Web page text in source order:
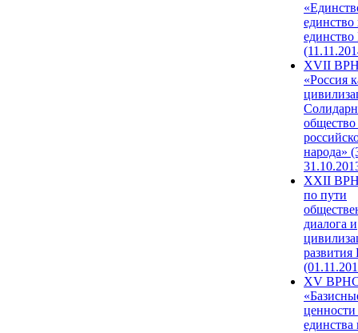
единство
единство
XVII
«Россия
народа»
XXII
по пути
диалога и
развития
XV
единства